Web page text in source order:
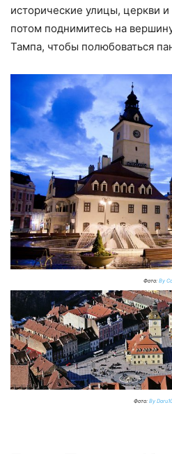
исторические улицы, церкви
потом поднимитесь на
Тампа, чтобы полюбоваться
Фото: By
Фото: By